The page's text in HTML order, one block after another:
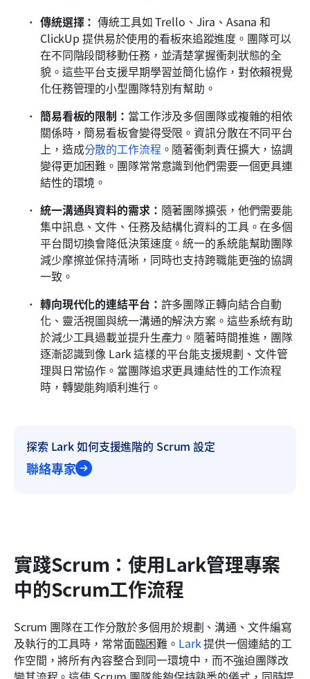
傳統選擇： 傳統工具如 Trello、Jira、Asana 和
ClickUp 提供易於使用的看板來追蹤進度。團隊可以
在不同階段間移動任務，並清楚掌握衝刺狀態的全
貌。這些平台支援早期學習並簡化協作，對依賴視覺
化任務管理的小型團隊特別有幫助。
簡易看板的限制： 當工作涉及多個團隊或複雜的相依
關係時，簡易看板會變得受限。資訊分散在不同平台
上，造成分散的工作流程 。隨著衝刺責任擴大，協調
變得更加困難。團隊常常意識到他們需要一個更具連
結性的環境。
統一溝通與資料的需求： 隨著團隊擴張，他們需要能
集中訊息、文件、任務及結構化資料的工具。在多個
平台間切換會降低決策速度。統一的系統能幫助團隊
減少摩擦並保持清晰，同時也支持跨職能更強的協調
一致。
轉向現代化的連結平台： 許多團隊正轉向結合自動
化、靈活視圖與統一溝通的解決方案。這些系統有助
於減少工具過載並提升生產力。隨著時間推進，團隊
逐漸認識到像 Lark 這樣的平台能支援規劃、文件管
理與日常協作。當團隊追求更具連結性的工作流程
時，轉變能夠順利進行。
探索 Lark 如何支援進階的 Scrum 設定
聯絡專家
實踐Scrum：使用Lark管理專案
中的Scrum工作流程
Scrum 團隊在工作分散於多個用於規劃、溝通、文件編寫
及執行的工具時，常常面臨困難。 Lark 提供一個連結的工
作空間，將所有內容整合到同一環境中，而不強迫團隊改